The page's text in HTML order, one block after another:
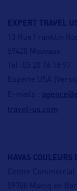
EXPERT TRAVEL
13 Rue Franklin
59420 Mouvaux
Tel :03 20 76 18 97
Experte USA
E-mails :
travel-us.com
HAVAS COULEURS
Centre
59700 Marcq en